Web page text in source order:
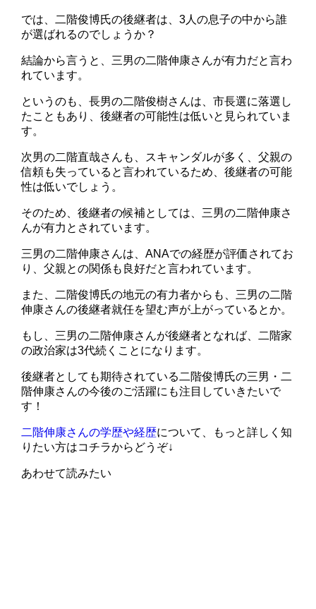
では、二階俊博氏の後継者は、3人の息子の中から誰
が選ばれるのでしょうか？
結論から言うと、三男の二階伸康さんが有力だと言わ
れています。
というのも、長男の二階俊樹さんは、市長選に落選し
たこともあり、後継者の可能性は低いと見られていま
す。
次男の二階直哉さんも、スキャンダルが多く、父親の
信頼も失っていると言われているため、後継者の可能
性は低いでしょう。
そのため、後継者の候補としては、三男の二階伸康さ
んが有力とされています。
三男の二階伸康さんは、ANAでの経歴が評価されてお
り、父親との関係も良好だと言われています。
また、二階俊博氏の地元の有力者からも、三男の二階
伸康さんの後継者就任を望む声が上がっているとか。
もし、三男の二階伸康さんが後継者となれば、二階家
の政治家は3代続くことになります。
後継者としても期待されている二階俊博氏の三男・二
階伸康さんの今後のご活躍にも注目していきたいで
す！
二階伸康さんの学歴や経歴について、もっと詳しく知
りたい方はコチラからどうぞ↓
あわせて読みたい